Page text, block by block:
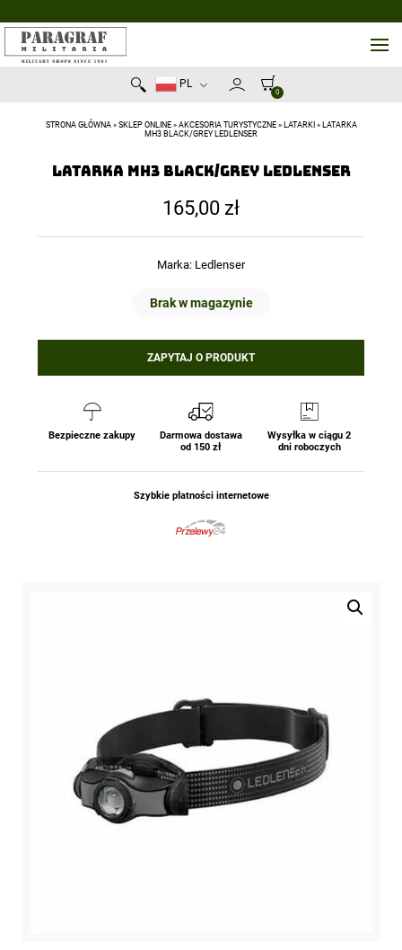
PL
0
STRONA GŁÓWNA» SKLEP ONLINE» AKCESORIA TURYSTYCZNE» LATARKI » LATARKA
MH3 BLACK/GREY LEDLENSER
Latarka MH3 Black/Grey Ledlenser
165,00 zł
Marka: Ledlenser
Brak w magazynie
ZAPYTAJ O PRODUKT
Bezpieczne zakupy
Darmowa dostawa
od 150 zł
Wysyłka w ciągu 2
dni roboczych
Szybkie płatności internetowe